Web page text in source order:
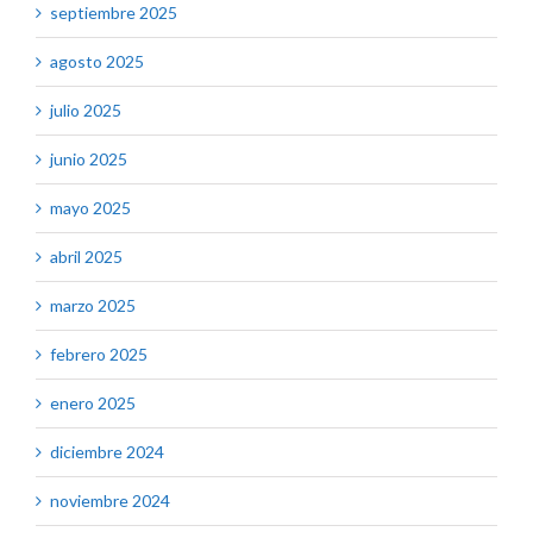
septiembre 2025
agosto 2025
julio 2025
junio 2025
mayo 2025
abril 2025
marzo 2025
febrero 2025
enero 2025
diciembre 2024
noviembre 2024